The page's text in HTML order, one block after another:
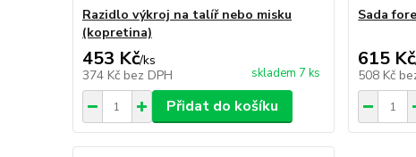
Razidlo výkroj na talíř nebo misku
(kopretina)
453 Kč/ks
374 Kč bez DPH skladem 7 ks
Přidat do košíku
Sada
615 Kč
508 Kč